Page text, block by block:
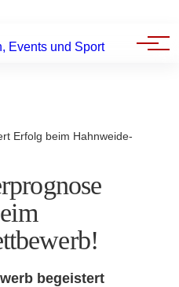
Erfolg beim Hahnweide-
begeistert